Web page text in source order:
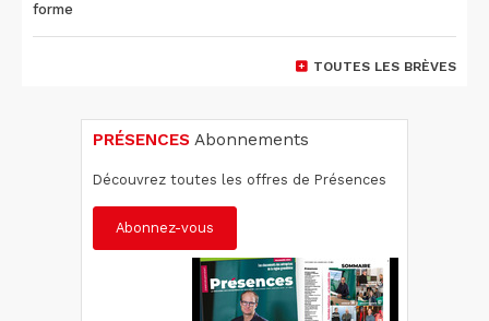
forme
TOUTES LES BRÈVES
PRÉSENCES Abonnements
Découvrez toutes les offres de Présences
Abonnez-vous